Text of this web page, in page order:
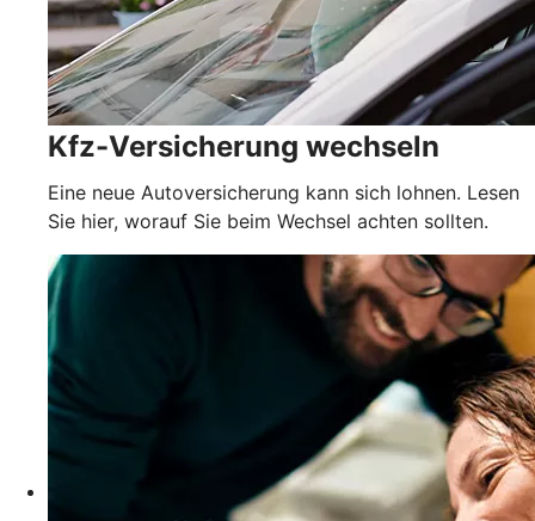
Kfz-Versicherung wechseln
Eine neue Autoversicherung kann sich lohnen. Lesen
Sie hier, worauf Sie beim Wechsel achten sollten.